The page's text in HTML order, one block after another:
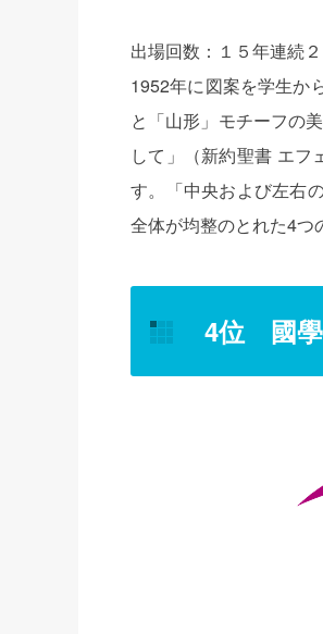
出場回数：１５年連続２
1952年に図案を学生か
と「山形」モチーフの
して」（新約聖書 エ
す。「中央および左右
全体が均整のとれた4つ
4位 國